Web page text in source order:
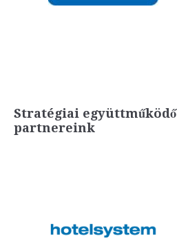
Stratégiai együttműködő
partnereink